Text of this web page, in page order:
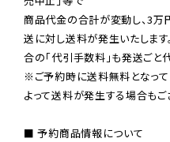
商品代金の合計が変動し、3万
送に対し送料が発生いたします
※ご予約時に送料無料となっ
よって送料が発生する場合もご
■ 予約商品情報について